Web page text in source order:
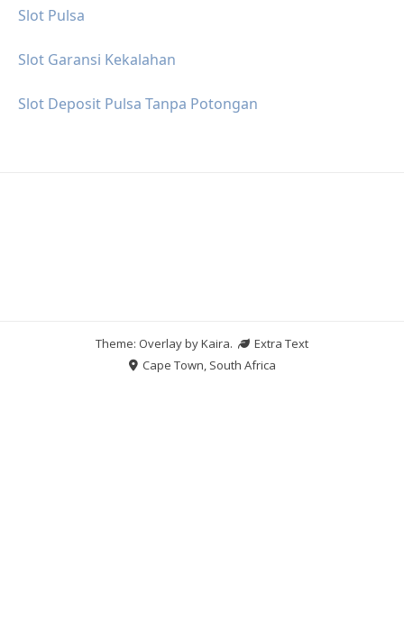
Slot Pulsa
Slot Garansi Kekalahan
Slot Deposit Pulsa Tanpa Potongan
Theme: Overlay byKaira.
Extra Text
Cape Town, South Africa